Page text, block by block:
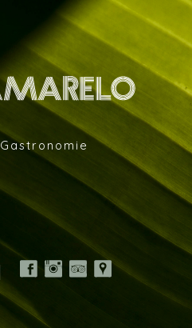
Gastronomie